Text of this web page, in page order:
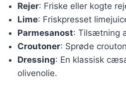
Rejer: Friske eller kogte
Lime: Friskpresset
Parmesanost: Tilsætning
Croutoner: Sprøde
Dressing: En klassisk
olivenolie.